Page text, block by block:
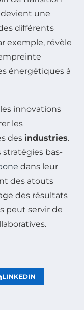
devient une
différents
exemple, révèle
énergétiques à
innovations
les
des industries.
bas-
dans leur
des atouts
des résultats
peut servir de
LINKEDIN